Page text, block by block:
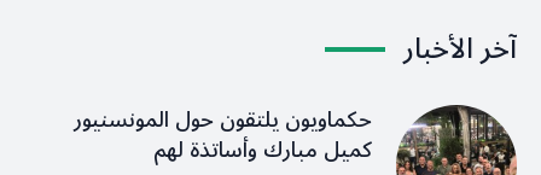
آخر الأخبار
حكماويون يلتقون حول المونسنيور
كميل مبارك وأساتذة لهم